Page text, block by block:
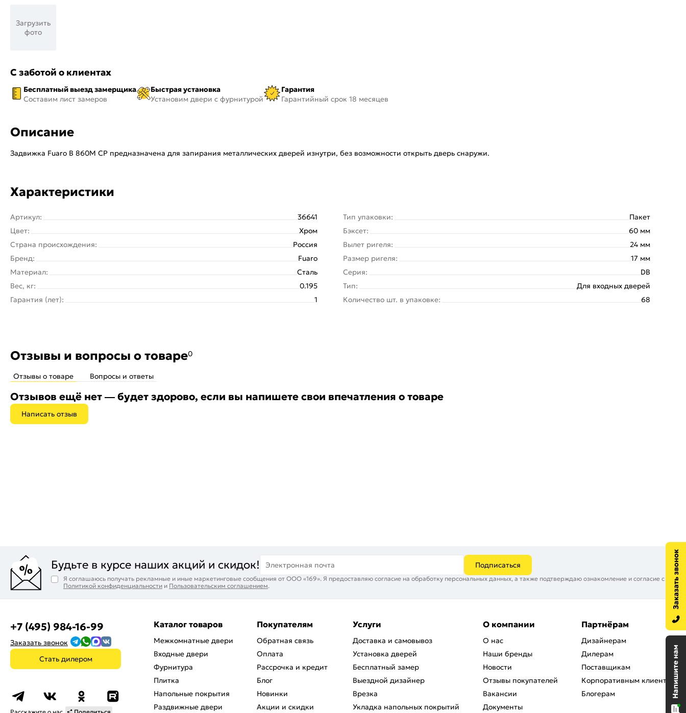
Загрузить
фото
С заботой о клиентах
Бесплатный выезд замерщика
Составим лист замеров
Быстрая установка
Установим двери с фурнитурой
Гарантия
Гарантийный срок 18 месяцев
Описание
Задвижка Fuaro B 860M CP предназначена для запирания металлических дверей изнутри, без возможности открыть дверь снаружи.
Характеристики
Артикул:
36641
Цвет:
Хром
Страна происхождения:
Россия
Бренд:
Fuaro
Материал:
Сталь
Вес, кг:
0.195
Гарантия (лет):
1
Тип упаковки:
Пакет
Бэксет:
60 мм
Вылет ригеля:
24 мм
Размер ригеля:
17 мм
Серия:
DB
Тип:
Для входных дверей
Количество шт. в упаковке:
68
Отзывы и вопросы о товаре0
Отзывы о товаре Вопросы и ответы
Отзывов ещё нет — будет здорово, если вы напишете свои впечатления о товаре
Написать отзыв
Будьте в курсе наших акций и скидок! Электронная почта Подписаться
Я соглашаюсь получать рекламные и иные маркетинговые сообщения от ООО «169». Я предоставляю согласие на обработку персональных данных, а также подтверждаю ознакомление и согласие с
Политикой конфиденциальности и Пользовательским соглашением.
+7 (495) 984-16-99
Заказать звонок
Стать дилером
Каталог товаров
Межкомнатные двери
Входные двери
Фурнитура
Плитка
Напольные покрытия
Раздвижные двери
Покупателям
Обратная связь
Оплата
Рассрочка и кредит
Блог
Новинки
Акции и скидки
Услуги
Доставка и самовывоз
Установка дверей
Бесплатный замер
Выездной дизайнер
Врезка
Укладка напольных покрытий
О компании
О нас
Наши бренды
Новости
Отзывы покупателей
Вакансии
Документы
Партнёрам
Дизайнерам
Дилерам
Поставщикам
Корпоративным клиентам
Блогерам